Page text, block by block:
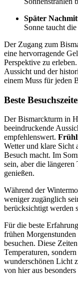
Später
Sonne taucht
Der Zugang zum
eine hervorragende
Perspektive zu
Aussicht und der
einem Muss für jeden
Beste
Der Bismarckturm in
beeindruckende
empfehlenswert.
Wetter und klare Sicht
Besuch macht. Im
sein, aber die
genießen.
Während der
weniger zugänglich
berücksichtigt werden
Für die beste
frühen
besuchen. Diese
Temperaturen,
wunderschönen Licht
von hier aus